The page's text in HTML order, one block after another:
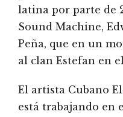
latina por parte de
Sound Machine,
Peña, que en un
al clan Estefan en
El artista Cubano
está trabajando en